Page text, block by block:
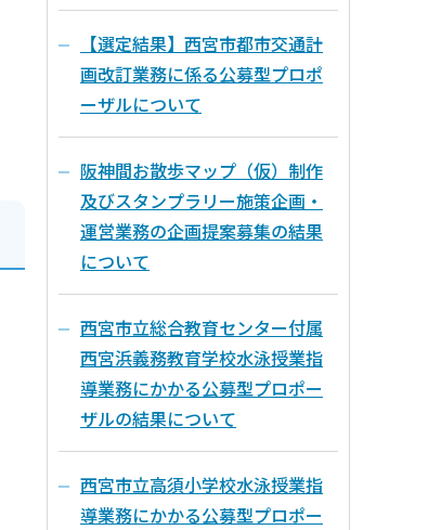
【選定結果】西宮市都市交通計
画改訂業務に係る公募型プロポ
ーザルについて
阪神間お散歩マップ（仮）制作
及びスタンプラリー施策企画・
運営業務の企画提案募集の結果
について
西宮市立総合教育センター付属
西宮浜義務教育学校水泳授業指
導業務にかかる公募型プロポー
ザルの結果について
西宮市立高須小学校水泳授業指
導業務にかかる公募型プロポー